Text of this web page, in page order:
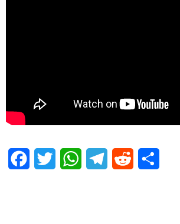
Facebook
Twitter WhatsAppTelegramReddit